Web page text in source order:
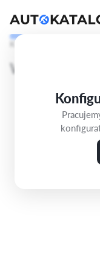
Krok 1/5
Wybierz